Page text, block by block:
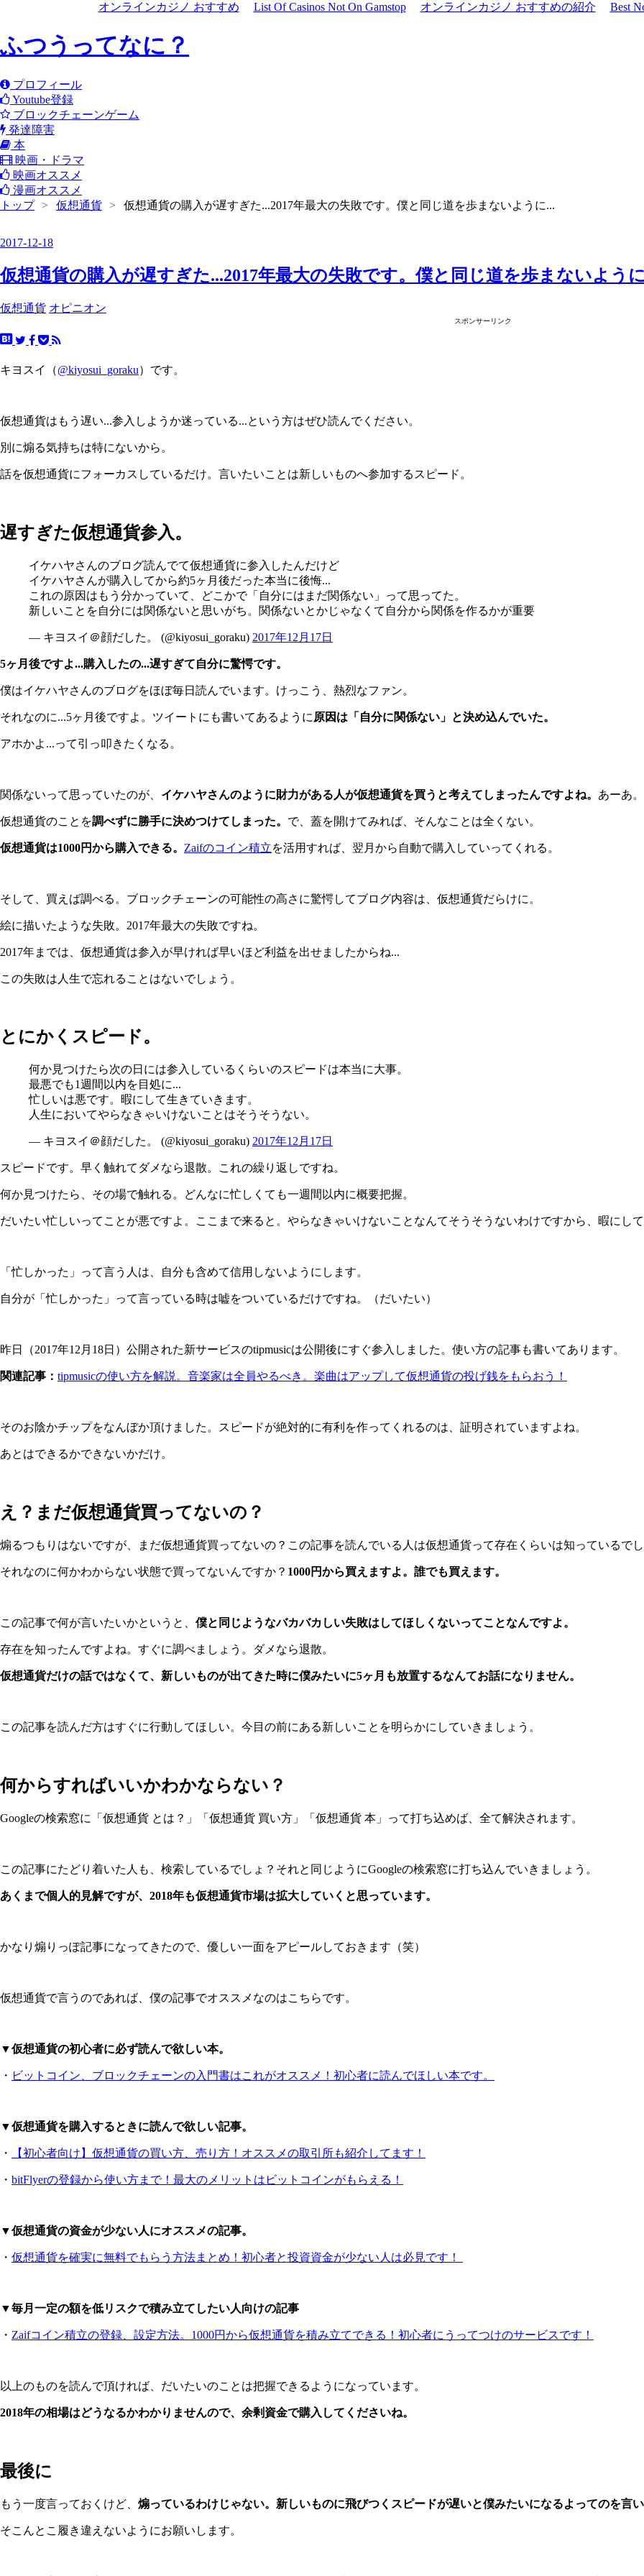
オンラインカジノ おすすめ List Of Casinos Not On Gamstop オンラインカジノ おすすめの紹介 Best
ふつうってなに？
プロフィール
Youtube登録
ブロックチェーンゲーム
発達障害
本
映画・ドラマ
映画オススメ
漫画オススメ
トップ
> 仮想通貨 > 仮想通貨の購入が遅すぎた...2017年最大の失敗です。僕と同じ道を歩まないように...
2017-12-18
仮想通貨の購入が遅すぎた...2017年最大の失敗です。僕と同じ道を歩まないよう
仮想通貨 オピニオン
スポンサーリンク
キヨスイ（@kiyosui_goraku）です。
仮想通貨はもう遅い...参入しようか迷っている...という方はぜひ読んでください。
別に煽る気持ちは特にないから。
話を仮想通貨にフォーカスしているだけ。言いたいことは新しいものへ参加するスピード。
遅すぎた仮想通貨参入。
イケハヤさんのブログ読んでて仮想通貨に参入したんだけど
イケハヤさんが購入してから約5ヶ月後だった本当に後悔...
これの原因はもう分かっていて、どこかで「自分にはまだ関係ない」って思ってた。
新しいことを自分には関係ないと思いがち。関係ないとかじゃなくて自分から関係を作るかが重要
— キヨスイ＠顔だした。 (@kiyosui_goraku) 2017年12月17日
5ヶ月後ですよ...購入したの...遅すぎて自分に驚愕です。
僕はイケハヤさんのブログをほぼ毎日読んでいます。けっこう、熱烈なファン。
それなのに...5ヶ月後ですよ。ツイートにも書いてあるように 原因は「自分に関係ない」と決め込んでいた。
アホかよ...って引っ叩きたくなる。
関係ないって思っていたのが、 イケハヤさんのように財力がある人が仮想通貨を買うと考えてしまったんですよね。 あーあ。
仮想通貨のことを調べずに勝手に決めつけてしまった。 で、蓋を開けてみれば、そんなことは全くない。
仮想通貨は1000円から購入できる。 Zaifのコイン積立を活用すれば、翌月から自動で購入していってくれる。
そして、買えば調べる。ブロックチェーンの可能性の高さに驚愕してブログ内容は、仮想通貨だらけに。
絵に描いたような失敗。2017年最大の失敗ですね。
2017年までは、仮想通貨は参入が早ければ早いほど利益を出せましたからね...
この失敗は人生で忘れることはないでしょう。
とにかくスピード。
何か見つけたら次の日には参入しているくらいのスピードは本当に大事。
最悪でも1週間以内を目処に...
忙しいは悪です。暇にして生きていきます。
人生においてやらなきゃいけないことはそうそうない。
— キヨスイ＠顔だした。 (@kiyosui_goraku) 2017年12月17日
スピードです。早く触れてダメなら退散。これの繰り返しですね。
何か見つけたら、その場で触れる。どんなに忙しくても一週間以内に概要把握。
だいたい忙しいってことが悪ですよ。ここまで来ると。やらなきゃいけないことなんてそうそうないわけですから、暇にし
「忙しかった」って言う人は、自分も含めて信用しないようにします。
自分が「忙しかった」って言っている時は嘘をついているだけですね。（だいたい）
昨日（2017年12月18日）公開された新サービスのtipmusicは公開後にすぐ参入しました。使い方の記事も書いてあります。
関連記事： tipmusicの使い方を解説。音楽家は全員やるべき。楽曲はアップして仮想通貨の投げ銭をもらおう！
そのお陰かチップをなんぼか頂けました。スピードが絶対的に有利を作ってくれるのは、証明されていますよね。
あとはできるかできないかだけ。
え？まだ仮想通貨買ってないの？
煽るつもりはないですが、まだ仮想通貨買ってないの？この記事を読んでいる人は仮想通貨って存在くらいは知っているで
それなのに何かわからない状態で買ってないんですか？ 1000円から買えますよ。誰でも買えます。
この記事で何が言いたいかというと、 僕と同じようなバカバカしい失敗はしてほしくないってことなんですよ。
存在を知ったんですよね。すぐに調べましょう。ダメなら退散。
仮想通貨だけの話ではなくて、新しいものが出てきた時に僕みたいに5ヶ月も放置するなんてお話になりません。
この記事を読んだ方はすぐに行動してほしい。今目の前にある新しいことを明らかにしていきましょう。
何からすればいいかわかならない？
Googleの検索窓に「仮想通貨 とは？」「仮想通貨 買い方」「仮想通貨 本」って打ち込めば、全て解決されます。
この記事にたどり着いた人も、検索しているでしょ？それと同じようにGoogleの検索窓に打ち込んでいきましょう。
あくまで個人的見解ですが、2018年も仮想通貨市場は拡大していくと思っています。
かなり煽りっぽ記事になってきたので、優しい一面をアピールしておきます（笑）
仮想通貨で言うのであれば、僕の記事でオススメなのはこちらです。
▼仮想通貨の初心者に必ず読んで欲しい本。
・ ビットコイン、ブロックチェーンの入門書はこれがオススメ！初心者に読んでほしい本です。
▼仮想通貨を購入するときに読んで欲しい記事。
・ 【初心者向け】仮想通貨の買い方、売り方！オススメの取引所も紹介してます！
・ bitFlyerの登録から使い方まで！最大のメリットはビットコインがもらえる！
▼仮想通貨の資金が少ない人にオススメの記事。
・ 仮想通貨を確実に無料でもらう方法まとめ！初心者と投資資金が少ない人は必見です！
▼毎月一定の額を低リスクで積み立てしたい人向けの記事
・ Zaifコイン積立の登録、設定方法。1000円から仮想通貨を積み立てできる！初心者にうってつけのサービスです！
以上のものを読んで頂ければ、だいたいのことは把握できるようになっています。
2018年の相場はどうなるかわかりませんので、余剰資金で購入してくださいね。
最後に
もう一度言っておくけど、 煽っているわけじゃない。新しいものに飛びつくスピードが遅いと僕みたいになるよってのを言
そこんとこ履き違えないようにお願いします。